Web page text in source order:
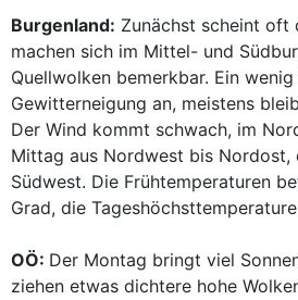
Burgenland: Zunächst scheint oft
machen sich im Mittel- und
Quellwolken bemerkbar. Ein
Gewitterneigung an, meistens
Der Wind kommt schwach, im
Mittag aus Nordwest bis Nordost,
Südwest. Die Frühtemperaturen
Grad, die
OÖ: Der Montag bringt viel
ziehen etwas dichtere hohe